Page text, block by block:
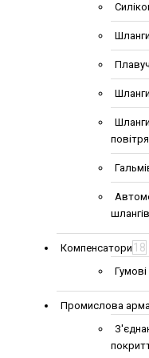
Шланги
повітря
шлангів
Компенсатори 18
Промислова